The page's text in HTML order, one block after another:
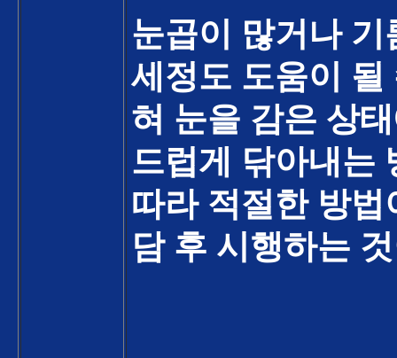
눈곱이 많거나
세정도 도움이 될
혀 눈을 감은 상
드럽게 닦아내는
따라 적절한 방
담 후 시행하는